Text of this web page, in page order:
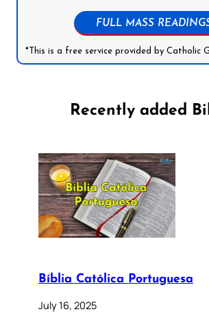
FULL MASS
*This is a free service provided by Catholic
Recently added
Bíblia Católica Portuguesa
July 16, 2025